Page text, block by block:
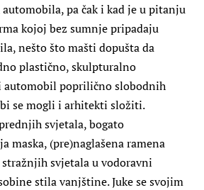
pa čak i kad je u pitanju
kojoj bez sumnje pripadaju
nešto što mašti dopušta da
plastično, skulpturalno
automobil poprilično slobodnih
se mogli i arhitekti složiti.
svjetala, bogato
maska, (pre)naglašena ramena
svjetala u vodoravni
stila vanjštine. Juke se svojim